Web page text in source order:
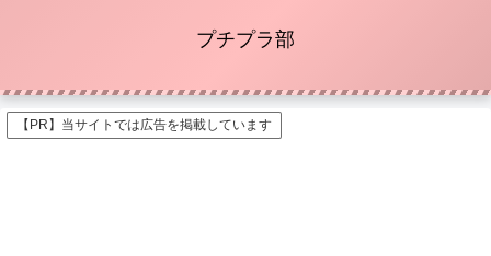
プチプラ部
【PR】当サイトでは広告を掲載しています